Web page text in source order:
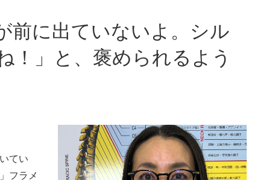
！」と、褒められるよう
てい
フラメ